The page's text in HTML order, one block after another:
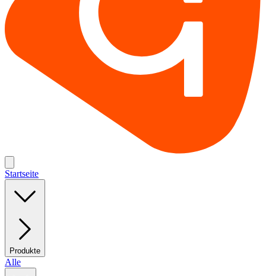
Startseite
Produkte
Alle